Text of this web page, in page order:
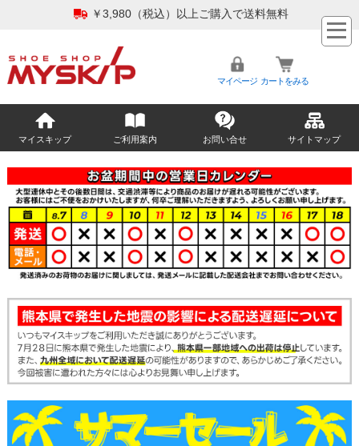
￥3,980（税込）以上ご購入で送料無料
マイページ カートをみる
マイスキップ ご利用案内 お問い合せ サイトマップ